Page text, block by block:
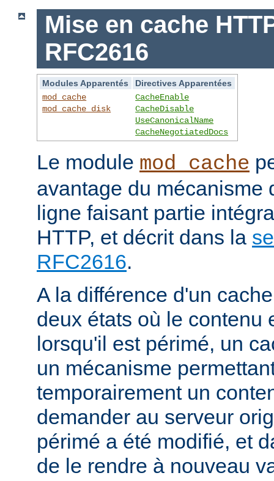
Mise en cache
RFC2616
Modules Apparentés
Directives Apparentées
mod_cache
mod_cache_disk
CacheEnable
CacheDisable
UseCanonicalName
CacheNegotiatedDocs
Le module mod_cache
avantage du mécanisme
ligne faisant partie
HTTP, et décrit dans la
RFC2616.
A la différence d'un
deux états où le contenu
lorsqu'il est périmé, un
un mécanisme
temporairement un
demander au serveur
périmé a été modifié, et
de le rendre à nouveau